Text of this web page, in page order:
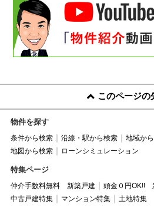
このページの
物件を探す
条件から検索 沿線・駅から検索 地域か
地図から検索
ローンシミュレーション
特集ページ
仲介手数料無料 新築戸建 頭金０円OK!!
中古戸建特集
マンション特集 土地特集